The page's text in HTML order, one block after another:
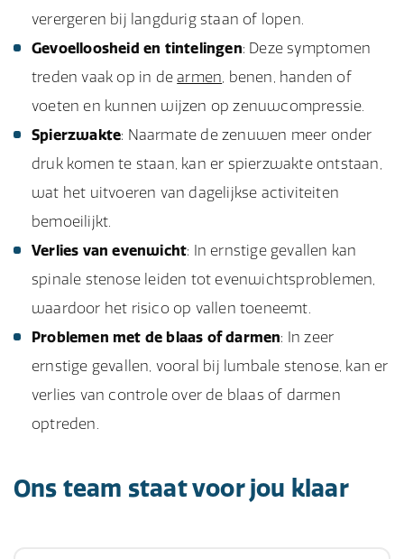
verergeren bij langdurig staan of lopen.
Gevoelloosheid en tintelingen: Deze symptomen
treden vaak op in dearmen, benen, handen of
voeten en kunnen wijzen op zenuwcompressie.
Spierzwakte: Naarmate de zenuwen meer onder
druk komen te staan, kan er spierzwakte ontstaan,
wat het uitvoeren van dagelijkse activiteiten
bemoeilijkt.
Verlies van evenwicht: In ernstige gevallen kan
spinale stenose leiden tot evenwichtsproblemen,
waardoor het risico op vallen toeneemt.
Problemen met de blaas of darmen: In zeer
ernstige gevallen, vooral bij lumbale stenose, kan er
verlies van controle over de blaas of darmen
optreden.
Ons team staat voor jou klaar